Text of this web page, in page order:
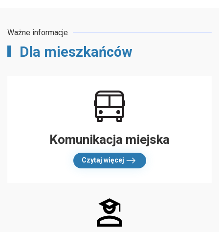
Ważne informacje
Dla mieszkańców
Komunikacja miejska
Czytaj więcej